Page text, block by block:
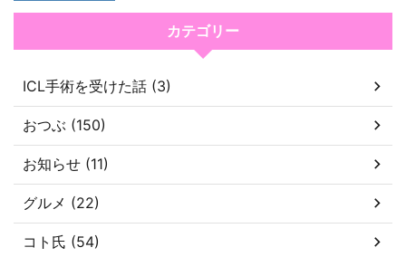
カテゴリー
ICL手術を受けた話 (3)
おつぶ (150)
お知らせ (11)
グルメ (22)
コト氏 (54)